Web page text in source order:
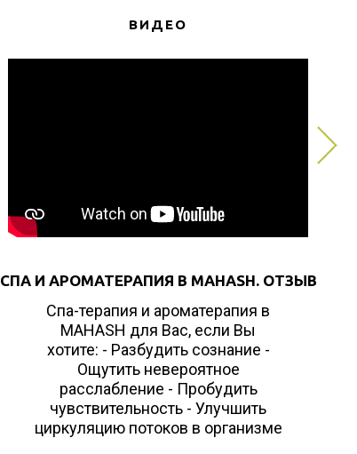
ВИДЕО
СПА И АРОМАТЕРАПИЯ В MAHASH. ОТЗЫВ
Спа-терапия и ароматерапия в
MAHASH для Вас, если Вы
хотите: - Разбудить сознание -
Ощутить невероятное
расслабление - Пробудить
чувствительность - Улучшить
циркуляцию потоков в организме